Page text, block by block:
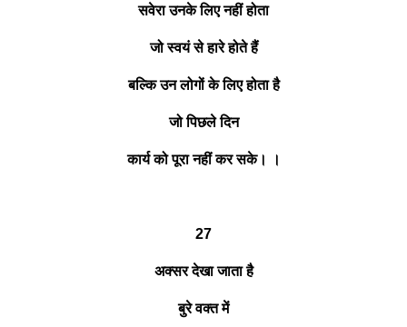
सवेरा उनके लिए नहीं होता
जो स्वयं से हारे होते हैं
बल्कि उन लोगों के लिए होता है
जो पिछले दिन
कार्य को पूरा नहीं कर सके। ।
27
अक्सर देखा जाता है
बुरे वक्त में